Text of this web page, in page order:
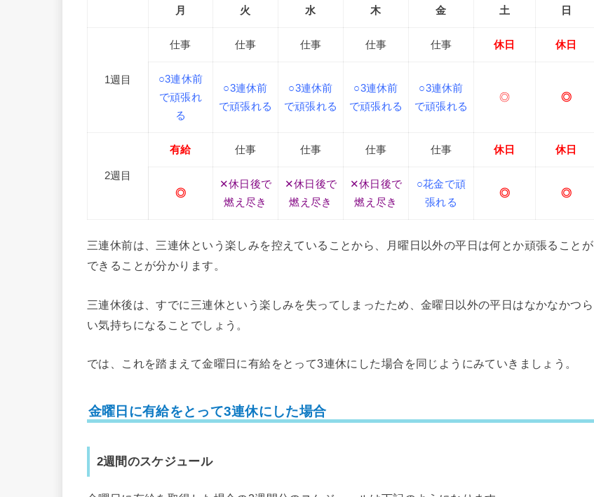
月 火 水 木 金 土 日
1週目
仕事 仕事 仕事 仕事 仕事 休日 休日
○3連休前
で頑張れ
る
○3連休前
で頑張れる
○3連休前
で頑張れる
○3連休前
で頑張れる
○3連休前
で頑張れる
◎ ◎
2週目
有給 仕事 仕事 仕事 仕事 休日 休日
◎
✕休日後で
燃え尽き
✕休日後で
燃え尽き
✕休日後で
燃え尽き
○花金で頑
張れる
◎ ◎
三連休前は、三連休という楽しみを控えていることから、月曜日以外の平日は何とか頑張ることが
できることが分かります。
三連休後は、すでに三連休という楽しみを失ってしまったため、金曜日以外の平日はなかなかつら
い気持ちになることでしょう。
では、これを踏まえて金曜日に有給をとって3連休にした場合を同じようにみていきましょう。
金曜日に有給をとって3連休にした場合
2週間のスケジュール